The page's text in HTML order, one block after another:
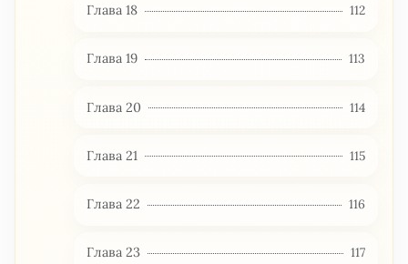
Глава 18 112
Глава 19 113
Глава 20 114
Глава 21 115
Глава 22 116
Глава 23 117